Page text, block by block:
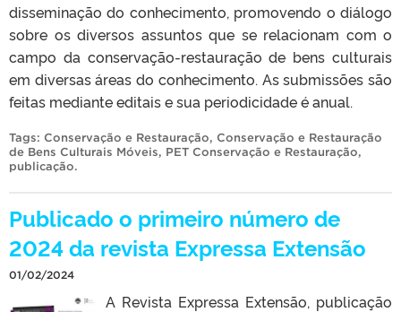
disseminação do conhecimento, promovendo o diálogo
sobre os diversos assuntos que se relacionam com o
campo da conservação-restauração de bens culturais
em diversas áreas do conhecimento. As submissões são
feitas mediante editais e sua periodicidade é anual.
Tags: Conservação e Restauração, Conservação e Restauração
de Bens Culturais Móveis, PET Conservação e Restauração,
publicação.
Publicado o primeiro número de
2024 da revista Expressa Extensão
01/02/2024
A Revista Expressa Extensão, publicação